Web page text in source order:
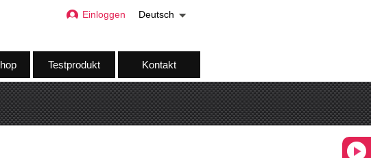
Testprodukt Kontakt
Einloggen Deutsch